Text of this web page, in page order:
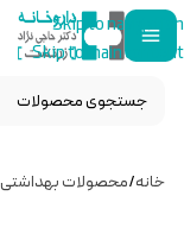
Skip to navigation
Skip to main content
خانه/محصولات بهداشتی